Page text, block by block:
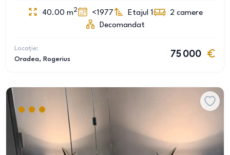
40.00 m2 <1977 Etajul 1 2 camere
Decomandat
Locație:
Oradea, Rogerius
75 000